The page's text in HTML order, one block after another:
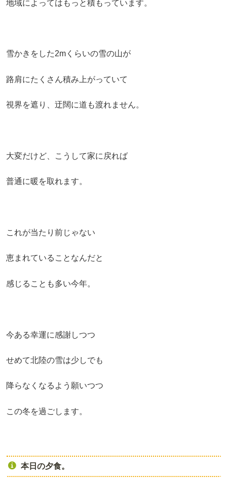
地域によってはもっと積もっています。
雪かきをした2mくらいの雪の山が
路肩にたくさん積み上がっていて
視界を遮り、迂闊に道も渡れません。
大変だけど、こうして家に戻れば
普通に暖を取れます。
これが当たり前じゃない
恵まれていることなんだと
感じることも多い今年。
今ある幸運に感謝しつつ
せめて北陸の雪は少しでも
降らなくなるよう願いつつ
この冬を過ごします。
本日の夕食。